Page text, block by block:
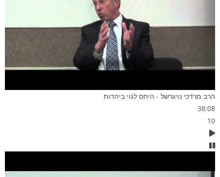
הרב מרדכי נויגרשל - היחס לגוי ביהדות
38:08
10